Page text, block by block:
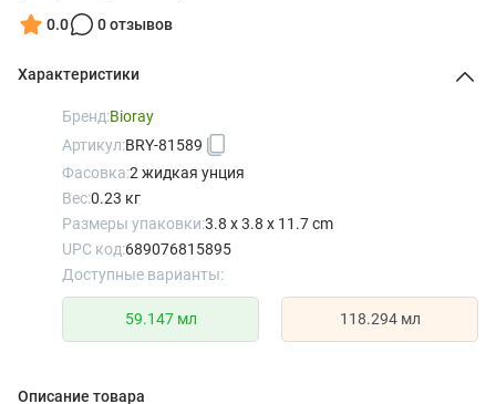
0.0 0 отзывов
Характеристики
Бренд:Bioray
Артикул:BRY-81589
Фасовка:2 жидкая унция
Вес:0.23 кг
Размеры упаковки:3.8 x 3.8 x 11.7 cm
UPC код:689076815895
Доступные варианты:
59.147 мл 118.294 мл
Описание товара